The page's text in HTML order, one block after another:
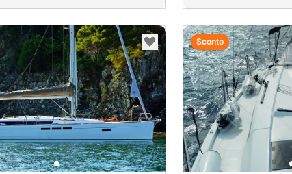
Sconto